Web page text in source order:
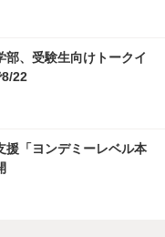
部、受験生向けトークイ
22
援「ヨンデミーレベル本